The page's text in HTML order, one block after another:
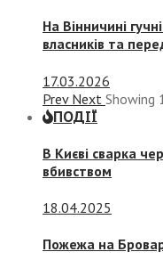
На Вінничині
власників та
17.03.2026
Prev Next Showing 1
ПОДІЇ
В Києві сварка
вбивством
18.04.2025
Пожежа на